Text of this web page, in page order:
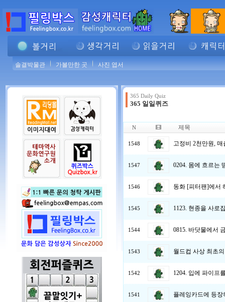
솔결박물관 가볼만한 곳 사진 엽서
365 Daily Quiz
365 일일퀴즈
N 제목
1548 고정비 2천만원,
1547 0204. 몸에 흐르는
1546 동화 [피터팬]에서
1545 1123. 현종을 사로
1544 0815. 바닷물에서
1543 월드컵 사상 최초
1542 1204. 입에 파이프
1541 플레잉카드에 등장